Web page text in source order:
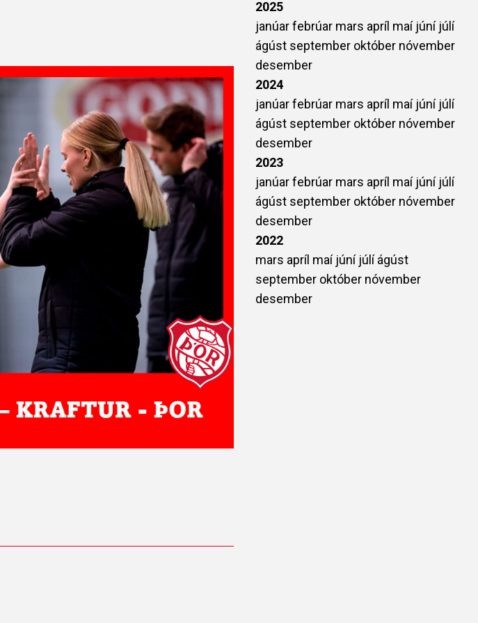
2025
janúarfebrúar mars apríl maí júní júlí
ágúst september október nóvember
desember
2024
janúarfebrúar mars apríl maí júní júlí
ágúst september október nóvember
desember
2023
janúarfebrúar mars apríl maí júní júlí
ágúst september október nóvember
desember
2022
mars apríl maí júní júlíágúst
september október nóvember
desember